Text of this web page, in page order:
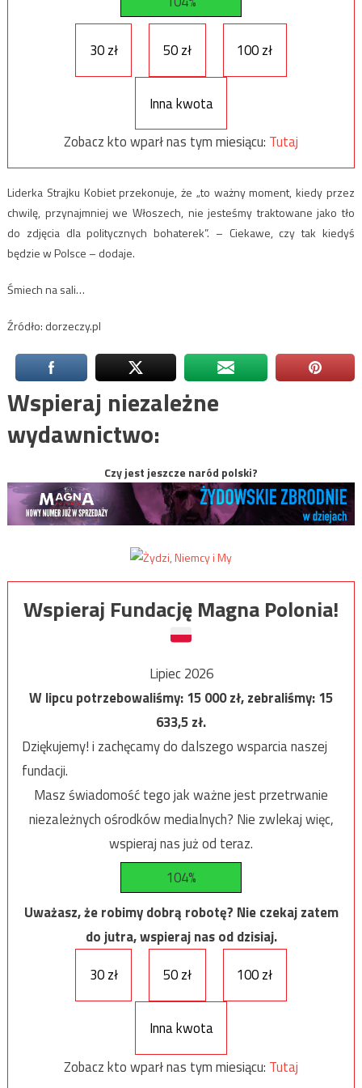
30 zł 50 zł 100 zł
Inna kwota
Zobacz kto wparł nas tym miesiącu: Tutaj
Liderka Strajku Kobiet przekonuje, że „to ważny moment, kiedy przez
chwilę, przynajmniej we Włoszech, nie jesteśmy traktowane jako tło
do zdjęcia dla politycznych bohaterek”. – Ciekawe, czy tak kiedyś
będzie w Polsce – dodaje.
Śmiech na sali…
Źródło: dorzeczy.pl
Wspieraj niezależne
wydawnictwo:
Czy jest jeszcze naród polski?
Wspieraj Fundację Magna Polonia!
Lipiec 2026
W lipcu potrzebowaliśmy:15 000zł, zebraliśmy:15
633,5zł.
Dziękujemy! i zachęcamy do dalszego wsparcia naszej
fundacji.
Masz świadomość tego jak ważne jest przetrwanie
niezależnych ośrodków medialnych? Nie zwlekaj więc,
wspieraj nas już od teraz.
104%
Uważasz, że robimy dobrą robotę? Nie czekaj zatem
do jutra, wspieraj nas od dzisiaj.
30 zł
50 zł 100 zł
Inna kwota
Zobacz kto wparł nas tym miesiącu: Tutaj